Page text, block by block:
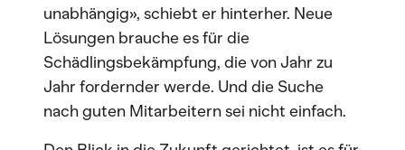
unabhängig», schiebt er hinterher. Neue
Lösungen brauche es für die
Schädlingsbekämpfung, die von Jahr zu
Jahr fordernder werde. Und die Suche
nach guten Mitarbeitern sei nicht einfach.